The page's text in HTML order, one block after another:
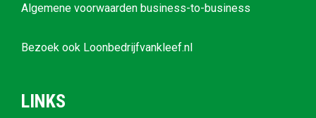
Algemene voorwaarden business-to-business
Bezoek ook Loonbedrijfvankleef.nl
LINKS